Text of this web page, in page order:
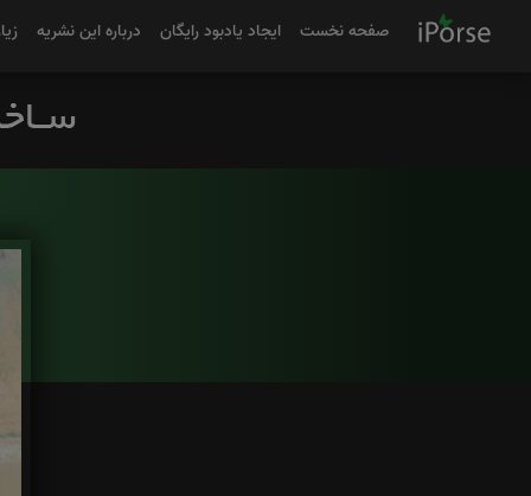
صفحه نخست ایجاد یادبود رایگان درباره این نشریه